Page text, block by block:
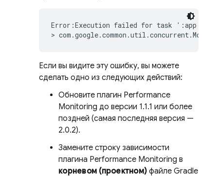
Error:Execution failed for task
>
Если вы видите эту ошибку, вы можете
сделать одно из следующих действий:
Обновите плагин Performance
Monitoring до версии 1.1.1 или более
поздней (самая последняя версия —
2.0.2).
Замените строку зависимости
плагина Performance Monitoring в
корневом (проектном) файле Gradle